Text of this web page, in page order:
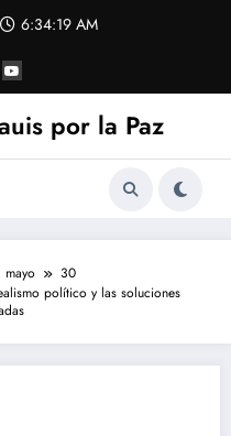
6:34:20 AM
por la Paz
mayo
30
político y las soluciones